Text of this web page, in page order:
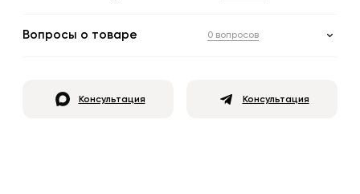
Вопросы о товаре 0 вопросов
Консультация Консультация